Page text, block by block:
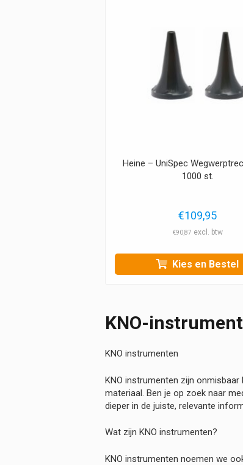
Heine – UniSpec
1000 st.
€109,95
€90,87
Kies en Bestel
KNO-
KNO instrumenten
KNO instrumenten zijn
materiaal. Ben je op zoek naar
dieper in de juiste, relevante
Wat zijn KNO instrumenten?
KNO instrumenten noemen we